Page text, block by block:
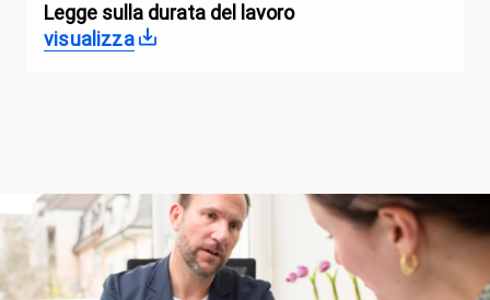
Legge sulla durata del lavoro
visualizza